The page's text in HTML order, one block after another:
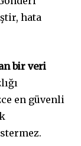
hata
bir veri
en güvenli